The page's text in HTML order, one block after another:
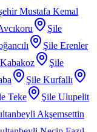
Mustafa Kemal
Şile
Şile Erenler
Şile
Şile Kurfallı
Teke
Şile Ulupelit
Akşemsettin